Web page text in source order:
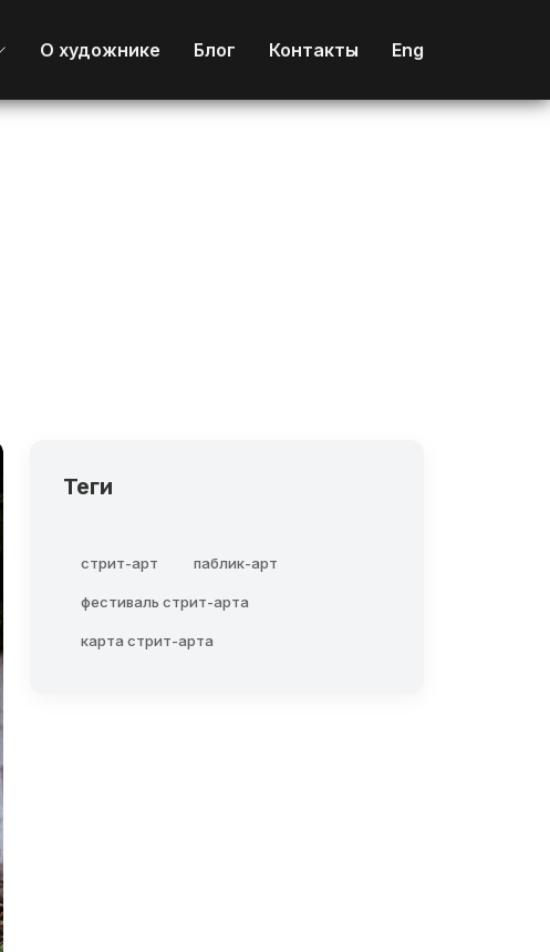
О художнике Блог Контакты Eng
Теги
стрит-арт паблик-арт
фестиваль стрит-арта
карта стрит-арта